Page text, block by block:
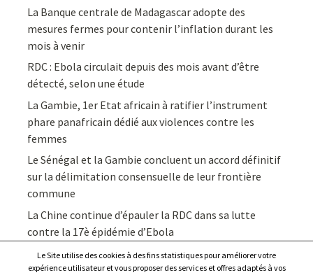
La Banque centrale de Madagascar adopte des
mesures fermes pour contenir l’inflation durant les
mois à venir
RDC : Ebola circulait depuis des mois avant d’être
détecté, selon une étude
La Gambie, 1er Etat africain à ratifier l’instrument
phare panafricain dédié aux violences contre les
femmes
Le Sénégal et la Gambie concluent un accord définitif
sur la délimitation consensuelle de leur frontière
commune
La Chine continue d’épauler la RDC dans sa lutte
contre la 17è épidémie d’Ebola
Le Site utilise des cookies à des fins statistiques pour améliorer votre
expérience utilisateur et vous proposer des services et offres adaptés à vos